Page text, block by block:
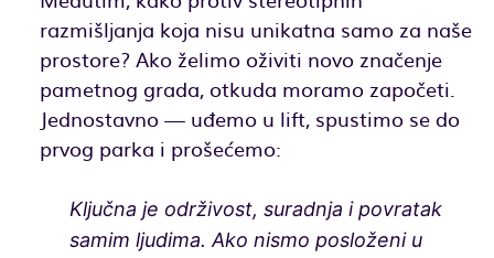
razmišljanja koja nisu unikatna samo za naše
prostore? Ako želimo oživiti novo značenje
pametnog grada, otkuda moramo započeti.
Jednostavno — uđemo u lift, spustimo se do
prvog parka i prošećemo:
Ključna je održivost, suradnja i povratak
samim ljudima. Ako nismo posloženi u